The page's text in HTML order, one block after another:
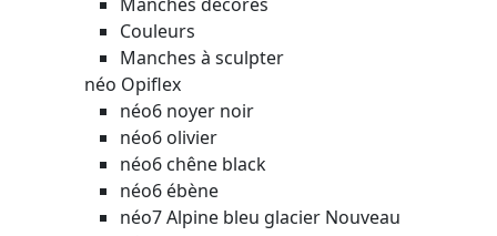
Couleurs
Manches à sculpter
néo Opiflex
néo6 noyer noir
néo6 olivier
néo6 chêne black
néo6 ébène
néo7 Alpine bleu glacier Nouveau